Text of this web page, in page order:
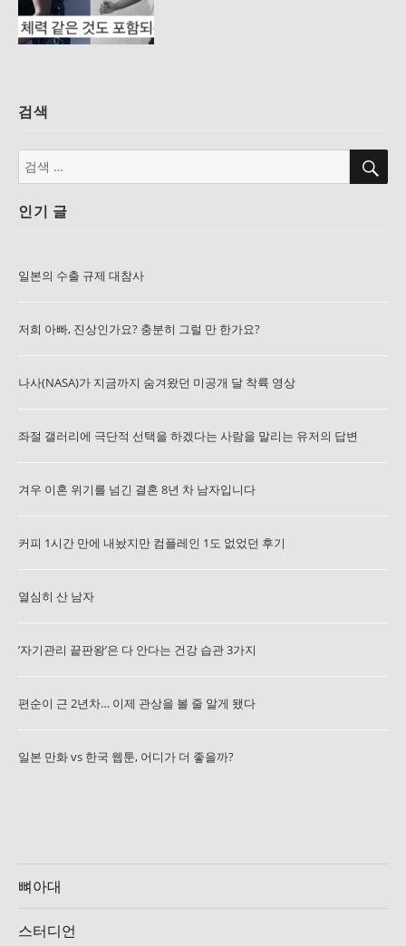
검색
검
색:
검
인기 글
일본의 수출 규제 대참사
저희 아빠, 진상인가요? 충분히 그럴 만 한가요?
나사(NASA)가 지금까지 숨겨왔던 미공개 달 착륙 영상
좌절 갤러리에 극단적 선택을 하겠다는 사람을 말리는 유저의 답변
겨우 이혼 위기를 넘긴 결혼 8년 차 남자입니다
커피 1시간 만에 내놨지만 컴플레인 1도 없었던 후기
열심히 산 남자
’자기관리 끝판왕’은 다 안다는 건강 습관 3가지
편순이 근 2년차… 이제 관상을 볼 줄 알게 됐다
일본 만화 vs 한국 웹툰, 어디가 더 좋을까?
뼈아대
스터디언